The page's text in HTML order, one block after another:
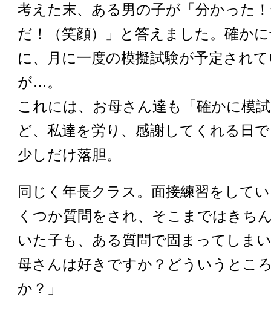
考えた末、ある男の子が「分かった
だ！（笑顔）」と答えました。確か
に、月に一度の模擬試験が予定され
が…。
これには、お母さん達も「確かに模
ど、私達を労り、感謝してくれる日
少しだけ落胆。
同じく年長クラス。面接練習をして
くつか質問をされ、そこまではきち
いた子も、ある質問で固まってしま
母さんは好きですか？どういうとこ
か？」